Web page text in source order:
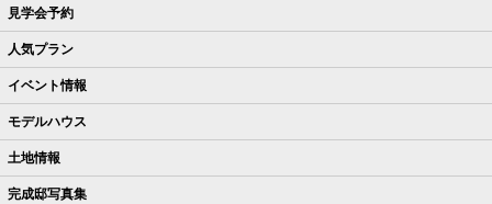
見学会予約
人気プラン
イベント情報
モデルハウス
土地情報
完成邸写真集